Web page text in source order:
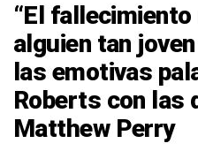
“El
alguien tan
las emotivas
Roberts con las
Matthew Perry